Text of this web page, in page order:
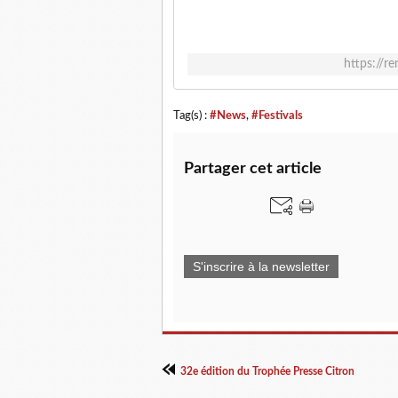
https://
Tag(s) : #News, #Festivals
Partager cet article
S'inscrire à la newsletter
32e édition du Trophée Presse Citron